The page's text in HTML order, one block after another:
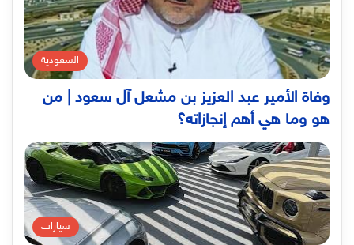
السعودية
وفاة الأمير عبد العزيز بن مشعل آل سعود | من
هو وما هي أهم إنجازاته؟
سيارات